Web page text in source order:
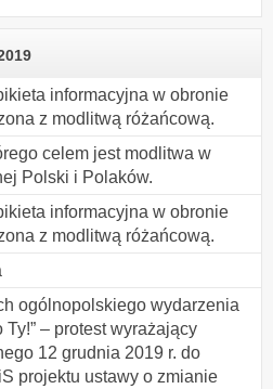
informacyjna w obronie
z modlitwą różańcową.
celem jest modlitwa w
Polski i Polaków.
informacyjna w obronie
z modlitwą różańcową.
ogólnopolskiego wydarzenia
– protest wyrażający
12 grudnia 2019 r. do
projektu ustawy o zmianie